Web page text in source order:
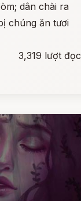
dân chài ra
chúng ăn tươi
3,319 lượt đọc